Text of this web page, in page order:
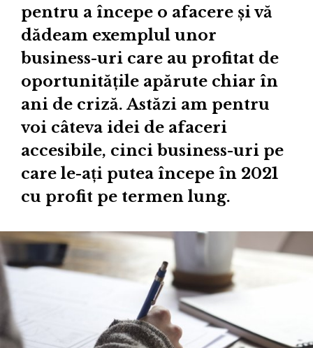
pentru a începe o afacere și vă
dădeam exemplul unor
business-uri care au profitat de
oportunitățile apărute chiar în
ani de criză. Astăzi am pentru
voi câteva idei de afaceri
accesibile, cinci business-uri pe
care le-ați putea începe în 2021
cu profit pe termen lung.